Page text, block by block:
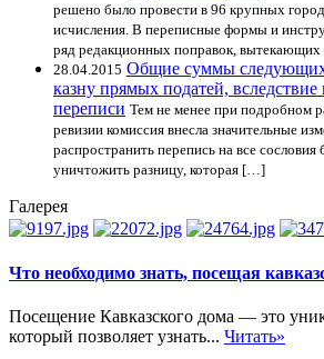
решено было провести в 96 крупных
исчисления. В переписные формы и
ряд редакционных поправок,
28.04.2015 Общие суммы
казну прямых податей, вследствие
переписи Тем не менее при подробном
ревизии комиссия внесла значительные
распространить перепись на все сословия
уничтожить разницу, которая […]
Галерея
Что необходимо знать, посещая
Посещение Кавказского дома — это
который позволяет узнать... Читать»